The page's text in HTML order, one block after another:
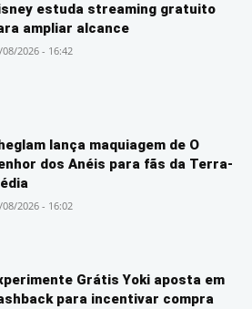
estuda streaming gratuito
ampliar alcance
08/2026 - 16:42
lança maquiagem de O
dos Anéis para fãs da Terra-
08/2026 - 16:02
Grátis Yoki aposta em
para incentivar compra